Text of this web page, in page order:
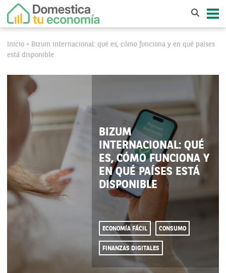
Inicio > Bizum internacional: qué es, cómo funciona y en qué países
está disponible
BIZUM
INTERNACIONAL: QUÉ
ES, CÓMO FUNCIONA Y
EN QUÉ PAÍSES ESTÁ
DISPONIBLE
ECONOMÍA FÁCIL CONSUMO
FINANZAS DIGITALES